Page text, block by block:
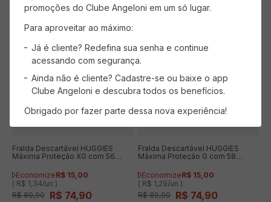
Fralda Descartável HUGGIES
Máxima Proteção XG com 56
Menos
EconomizeR$ 15 00
( R$ 1,34/un )
R$ 89,90 R$ 74,90
Fralda Descartável HUGGIES
Máxima Proteção G com 58
Menos
EconomizeR$ 15 00
( R$ 1,29/un )
R$ 89,90 R$ 74,90
promoções do Clube Angeloni em um só lugar.
Para aproveitar ao máximo:
Já é cliente? Redefina sua senha e continue
acessando com segurança.
Ainda não é cliente? Cadastre-se ou baixe o app
Clube Angeloni e descubra todos os benefícios.
Obrigado por fazer parte dessa nova experiência!